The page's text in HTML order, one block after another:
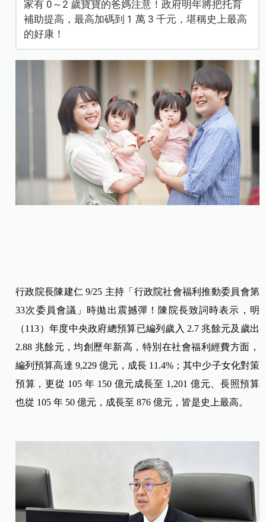
家有 0～2 歲寶寶的爸媽注意！政府明年將把托育
補助提高，最高加碼到 1 萬 3 千元，堪稱史上最高
的好康！
行政院長陳建仁 9/25 主持「行政院社會福利推動委員會第
33次委員會議」時拋出震撼彈！陳院長致詞時表示，明
（113）年度中央政府總預算已編列歲入 2.7 兆餘元及歲出
2.88 兆餘元，均創歷年新高，特別在社會福利經費方面，
編列預算高達 9,229 億元，成長 11.4%；其中少子女化對策
預算，更從 105 年 150 億元成長至 1,201 億元、長照預算
也從 105 年 50 億元，成長至 876 億元，皆是史上最高。